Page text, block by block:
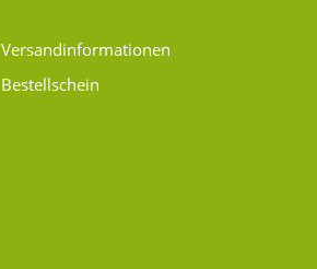
Versand­informationen
Bestellschein